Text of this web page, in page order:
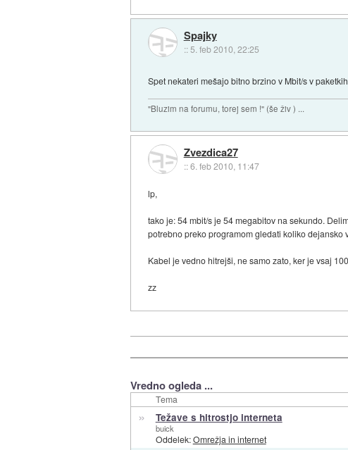
Spajky
:: 5. feb 2010, 22:25
Spet nekateri mešajo bitno brzino v Mbit/s v
"Bluzim na forumu, torej sem !" (še živ ) ...
Zvezdica27
::6. feb 2010, 11:47
lp,
tako je: 54 mbit/s je 54 megabitov na sekundo.
potrebno preko programom gledati koliko dejansko
Kabel je vedno hitrejši, ne samo zato, ker je vsaj
zz
Vredno ogleda ...
Tema
» Težave s hitrostjo interneta
buick
Oddelek:Omrežja in internet